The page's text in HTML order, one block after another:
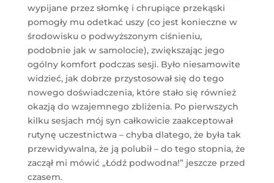
wypijane przez słomkę i chrupiące przekąski
pomogły mu odetkać uszy (co jest konieczne w
środowisku o podwyższonym ciśnieniu,
podobnie jak w samolocie), zwiększając jego
ogólny komfort podczas sesji. Było niesamowite
widzieć, jak dobrze przystosował się do tego
nowego doświadczenia, które stało się również
okazją do wzajemnego zbliżenia. Po pierwszych
kilku sesjach mój syn całkowicie zaakceptował
rutynę uczestnictwa – chyba dlatego, że była tak
przewidywalna, że ją polubił – do tego stopnia, że
zaczął mi mówić „Łódź podwodna!” jeszcze przed
czasem.